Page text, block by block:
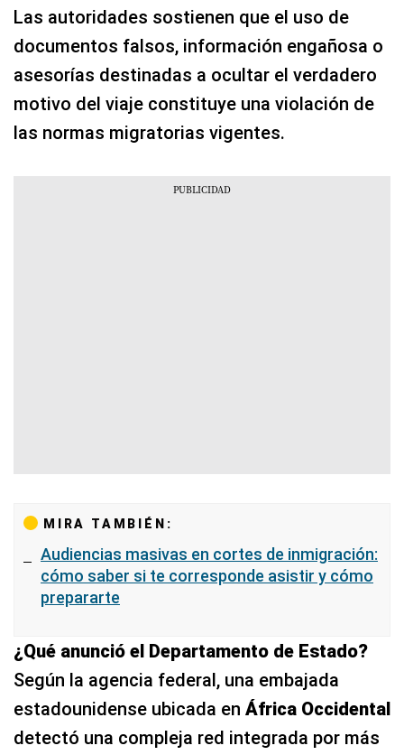
Las autoridades sostienen que el uso de
documentos falsos, información engañosa o
asesorías destinadas a ocultar el verdadero
motivo del viaje constituye una violación de
las normas migratorias vigentes.
MIRA TAMBIÉN:
Audiencias masivas en cortes de inmigración:
cómo saber si te corresponde asistir y cómo
prepararte
¿Qué anunció el Departamento de Estado?
Según la agencia federal, una embajada
estadounidense ubicada en África Occidental
detectó una compleja red integrada por más